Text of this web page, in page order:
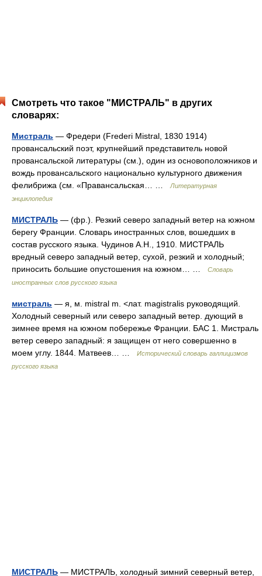
Смотреть что такое "МИСТРАЛЬ" в других
словарях:
Мистраль — Фредери (Frederi Mistral, 1830 1914)
провансальский поэт, крупнейший представитель новой
провансальской литературы (см.), один из основоположников и
вождь провансальского национально культурного движения
фелибрижа (см. «Правансальская… …
Литературная
энциклопедия
МИСТРАЛЬ — (фр.). Резкий северо западный ветер на южном
берегу Франции. Словарь иностранных слов, вошедших в
состав русского языка. Чудинов А.Н., 1910. МИСТРАЛЬ
вредный северо западный ветер, сухой, резкий и холодный;
приносить большие опустошения на южном… …
Словарь
иностранных слов русского языка
мистраль — я, м. mistral m. <лат. magistralis руководящий.
Холодный северный или северо западный ветер. дующий в
зимнее время на южном побережье Франции. БАС 1. Мистраль
ветер северо западный: я защищен от него совершенно в
моем углу. 1844. Матвеев… …
Исторический словарь галлицизмов
русского языка
МИСТРАЛЬ — МИСТРАЛЬ, холодный зимний северный ветер,